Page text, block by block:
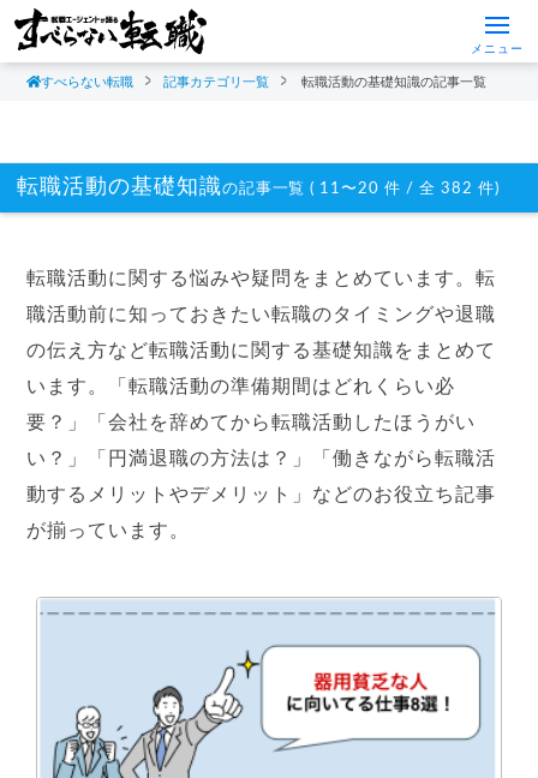
メニュー
すべらない転職 記事カテゴリ一覧 転職活動の基礎知識の記事一覧
転職活動の基礎知識の記事一覧 ( 11〜20 件 / 全 382 件)
転職活動に関する悩みや疑問をまとめています。転
職活動前に知っておきたい転職のタイミングや退職
の伝え方など転職活動に関する基礎知識をまとめて
います。「転職活動の準備期間はどれくらい必
要？」「会社を辞めてから転職活動したほうがい
い？」「円満退職の方法は？」「働きながら転職活
動するメリットやデメリット」などのお役立ち記事
が揃っています。